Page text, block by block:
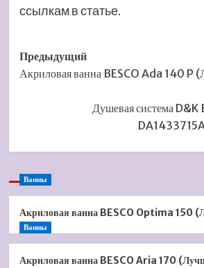
ссылкам в статье.
Навигация
записи
Предыдущий
Акриловая ванна BESCO Ada 140 P
Душевая система
Ванны
Акриловая ванна BESCO Optima 150
Ванны
Акриловая ванна BESCO Aria 170